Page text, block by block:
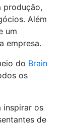
produção,
Além
um
empresa.
do Brain
os
inspirar os
de